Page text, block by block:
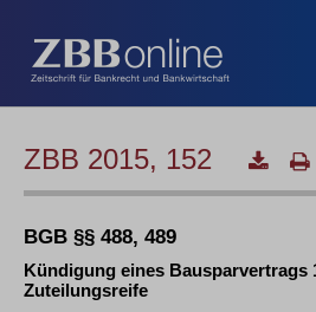
ZBB 2015, 152
BGB §§ 488, 489
Kündigung eines Bausparvertrags
Zuteilungsreife